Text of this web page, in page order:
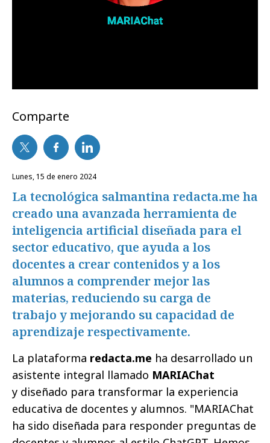
Comparte
lunes, 15 de enero 2024
La tecnológica salmantina redacta.me ha
creado una avanzada herramienta de
inteligencia artificial diseñada para el
sector educativo, que ayuda a los
docentes a crear contenidos y a los
alumnos a comprender mejor las
materias, reduciendo su carga de
trabajo y mejorando su capacidad de
aprendizaje respectivamente.
La plataforma redacta.me ha desarrollado un
asistente integral llamado MARIAChat
y diseñado para transformar la experiencia
educativa de docentes y alumnos. "MARIAChat
ha sido diseñada para responder preguntas de